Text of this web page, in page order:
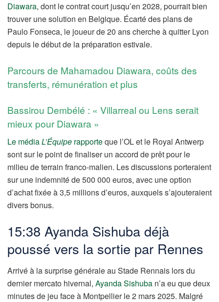
Diawara, dont le contrat court jusqu’en 2028, pourrait bien
trouver une solution en Belgique. Écarté des plans de
Paulo Fonseca, le joueur de 20 ans cherche à quitter Lyon
depuis le début de la préparation estivale.
Parcours de Mahamadou Diawara, coûts des
transferts, rémunération et plus
Bassirou Dembélé : « Villarreal ou Lens serait
mieux pour Diawara »
Le médiaL’Équipe rapporteque l’OL et le Royal Antwerp
sont sur le point de finaliser un accord de prêt pour le
milieu de terrain franco-malien. Les discussions porteraient
sur une indemnité de 500 000 euros, avec une option
d’achat fixée à 3,5 millions d’euros, auxquels s’ajouteraient
divers bonus.
15:38 Ayanda Sishuba déjà
poussé vers la sortie par Rennes
Arrivé à la surprise générale au Stade Rennais lors du
dernier mercato hivernal, Ayanda Sishuba n’a eu que deux
minutes de jeu face à Montpellier le 2 mars 2025. Malgré